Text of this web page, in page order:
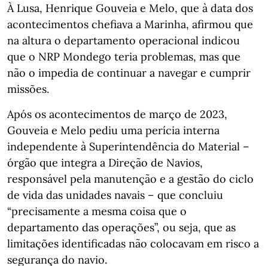
À Lusa, Henrique Gouveia e Melo, que à data dos
acontecimentos chefiava a Marinha, afirmou que
na altura o departamento operacional indicou
que o NRP Mondego teria problemas, mas que
não o impedia de continuar a navegar e cumprir
missões.
Após os acontecimentos de março de 2023,
Gouveia e Melo pediu uma perícia interna
independente à Superintendência do Material –
órgão que integra a Direção de Navios,
responsável pela manutenção e a gestão do ciclo
de vida das unidades navais – que concluiu
“precisamente a mesma coisa que o
departamento das operações”, ou seja, que as
limitações identificadas não colocavam em risco a
segurança do navio.